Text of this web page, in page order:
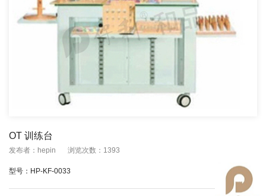
OT 训练台
发布者：hepin 浏览次数：1393
型号：HP-KF-0033